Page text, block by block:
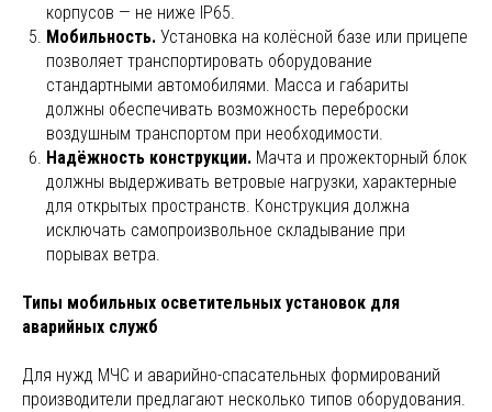
корпусов — не ниже IP65.
Мобильность. Установка на колёсной базе или прицепе
позволяет транспортировать оборудование
стандартными автомобилями. Масса и габариты
должны обеспечивать возможность переброски
воздушным транспортом при необходимости.
Надёжность конструкции. Мачта и прожекторный блок
должны выдерживать ветровые нагрузки, характерные
для открытых пространств. Конструкция должна
исключать самопроизвольное складывание при
порывах ветра.
Типы мобильных осветительных установок для
аварийных служб
Для нужд МЧС и аварийно-спасательных формирований
производители предлагают несколько типов оборудования.